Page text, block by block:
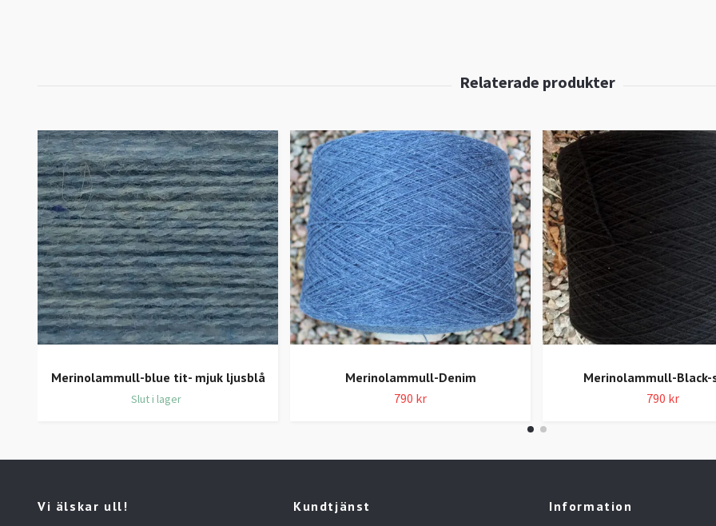
Merinolammull-blue tit- mjuk ljusblå
Slut i lager
Merinolammull-Denim
790 kr
Merinolammull-Black-
790 kr
Vi älskar ull! Kundtjänst Information